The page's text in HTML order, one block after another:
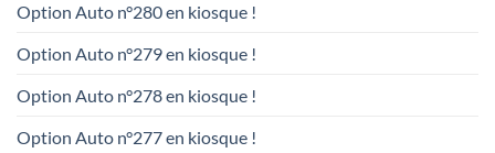
Option Auto n°280 en kiosque !
Option Auto n°279 en kiosque !
Option Auto n°278 en kiosque !
Option Auto n°277 en kiosque !